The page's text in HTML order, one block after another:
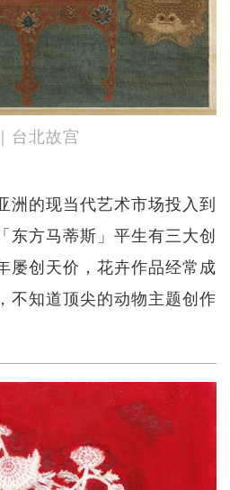
台北故宫
洲的现当代艺术市场投入到
东方马蒂斯」平生有三大创
屡创天价，花卉作品经常成
不知道顶尖的动物主题创作